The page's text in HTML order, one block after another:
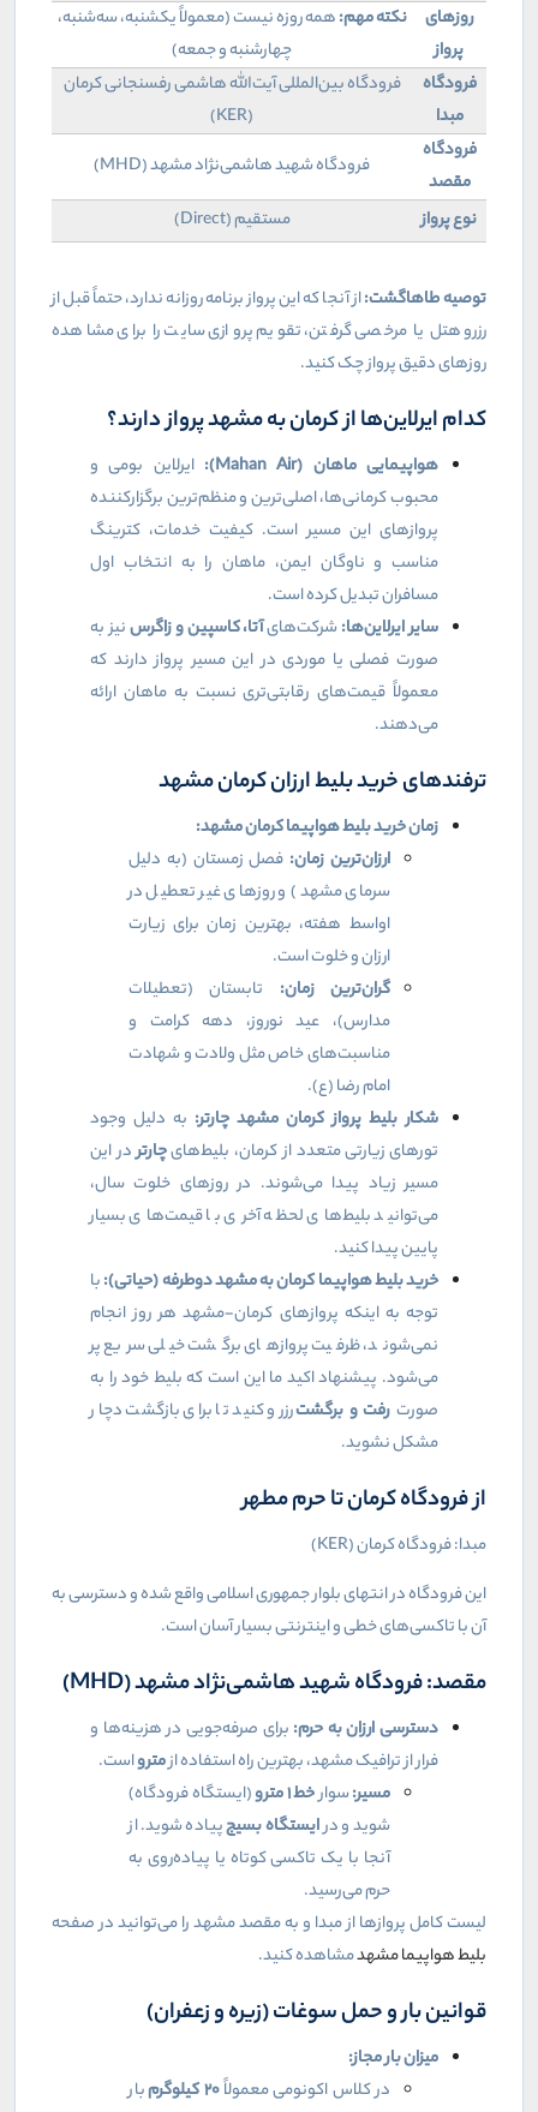
روزهای
پرواز
نکته مهم:همه روزه نیست (معمولاً یکشنبه، سه‌شنبه،
چهارشنبه و جمعه)
فرودگاه
مبدا
فرودگاه بین‌المللی آیت‌الله هاشمی رفسنجانی کرمان
(
KER
)
فرودگاه
مقصد
فرودگاه شهید هاشمی‌نژاد مشهد (MHD
)
نوع پرواز
مستقیم (Direct
)
توصیه طاهاگشت:از آنجا که این پرواز برنامه روزانه ندارد، حتماً قبل از
رزرو هتل یا مرخصی گرفتن، تقویم پروازی سایت را برای مشاهده
روزهای دقیق پرواز چک کنید.
کدام ایرلاین‌ها از کرمان به مشهد پرواز دارند؟
هواپیمایی ماهان (Mahan Air
): ایرلاین بومی و
محبوب کرمانی‌ها، اصلی‌ترین و منظم‌ترین برگزارکننده
پروازهای این مسیر است. کیفیت خدمات، کترینگ
مناسب و ناوگان ایمن، ماهان را به انتخاب اول
مسافران تبدیل کرده است.
سایر ایرلاین‌ها:شرکت‌هایآتا، کاسپین و زاگرسنیز به
صورت فصلی یا موردی در این مسیر پرواز دارند که
معمولاً قیمت‌های رقابتی‌تری نسبت به ماهان ارائه
می‌دهند.
ترفندهای خرید بلیط ارزان کرمان مشهد
زمان خرید بلیط هواپیما کرمان مشهد:
ارزان‌ترین زمان: فصل زمستان (به دلیل
سرمای مشهد) و روزهای غیر تعطیل در
اواسط هفته، بهترین زمان برای زیارت
ارزان و خلوت است.
گران‌ترین زمان: تابستان (تعطیلات
مدارس)، عید نوروز، دهه کرامت و
مناسبت‌های خاص مثل ولادت و شهادت
امام رضا (ع).
شکار بلیط پرواز کرمان مشهد چارتر: به دلیل وجود
تورهای زیارتی متعدد از کرمان، بلیط‌هایچارتردر این
مسیر زیاد پیدا می‌شوند. در روزهای خلوت سال،
می‌توانید بلیط‌های لحظه آخری با قیمت‌های بسیار
پایین پیدا کنید.
خرید بلیط هواپیما کرمان به مشهد دوطرفه (حیاتی):با
توجه به اینکه پروازهای کرمان-مشهد هر روز انجام
نمی‌شوند، ظرفیت پروازهای برگشت خیلی سریع پر
می‌شود. پیشنهاد اکید ما این است که بلیط خود را به
صورت رفت و برگشترزرو کنید تا برای بازگشت دچار
مشکل نشوید.
از فرودگاه کرمان تا حرم مطهر
مبدا: فرودگاه کرمان (KER
)
این فرودگاه در انتهای بلوار جمهوری اسلامی واقع شده و دسترسی به
آن با تاکسی‌های خطی و اینترنتی بسیار آسان است.
مقصد: فرودگاه شهید هاشمی‌نژاد مشهد (MHD
)
دسترسی ارزان به حرم: برای صرفه‌جویی در هزینه‌ها و
فرار از ترافیک مشهد، بهترین راه استفاده ازمترواست.
مسیر:سوارخط۱مترو(ایستگاه فرودگاه)
شوید و درایستگاه بسیجپیاده شوید. از
آنجا با یک تاکسی کوتاه یا پیاده‌روی به
حرم می‌رسید.
لیست کامل پروازها از مبدا و به مقصد مشهد را می‌توانید در صفحه
بلیط هواپیما مشهدمشاهده کنید.
قوانین بار و حمل سوغات (زیره و زعفران)
میزان بار مجاز:
در کلاس اکونومی معمولاً۲۰کیلوگرمبار